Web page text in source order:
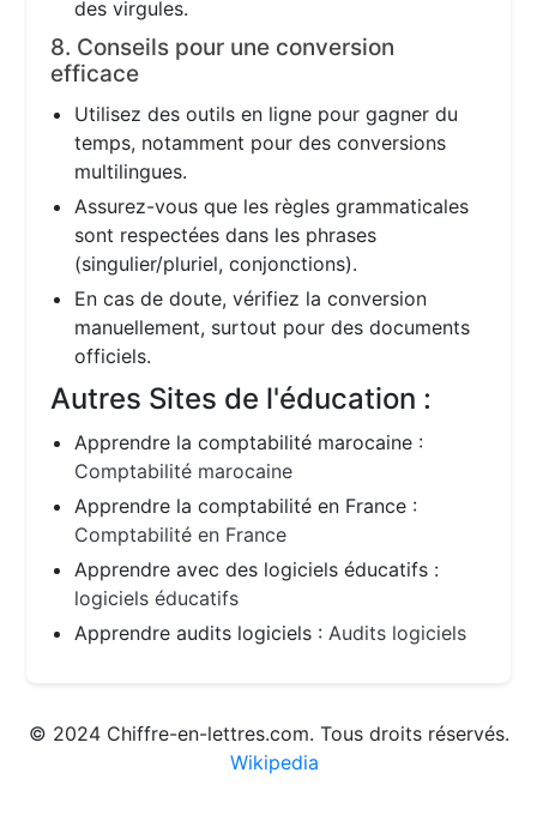
des virgules.
8. Conseils pour une conversion
efficace
Utilisez des outils en ligne pour gagner du
temps, notamment pour des conversions
multilingues.
Assurez-vous que les règles grammaticales
sont respectées dans les phrases
(singulier/pluriel, conjonctions).
En cas de doute, vérifiez la conversion
manuellement, surtout pour des documents
officiels.
Autres Sites de l'éducation :
Apprendre la comptabilité marocaine :
Comptabilité marocaine
Apprendre la comptabilité en France :
Comptabilité en France
Apprendre avec des logiciels éducatifs :
logiciels éducatifs
Apprendre audits logiciels :Audits logiciels
© 2024 Chiffre-en-lettres.com. Tous droits réservés.
Wikipedia